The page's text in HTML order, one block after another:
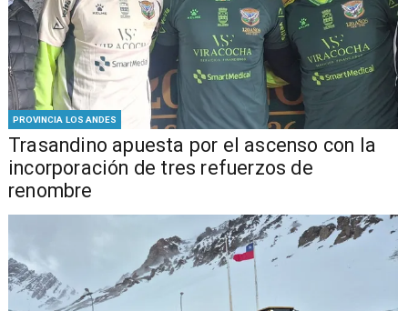
PROVINCIA LOS ANDES
Trasandino apuesta por el ascenso con la
incorporación de tres refuerzos de
renombre